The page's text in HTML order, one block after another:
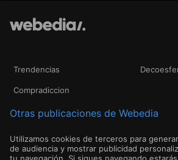
Trendencias
Compradiccion
Otras publicaciones de Webedia
Utilizamos cookies de terceros para
de audiencia y mostrar publicidad